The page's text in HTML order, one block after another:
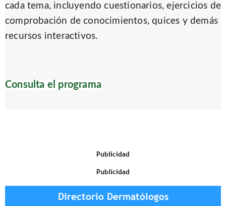
cada tema, incluyendo cuestionarios, ejercicios de
comprobación de conocimientos, quices y demás
recursos interactivos.
Consulta el programa
Publicidad
Publicidad
Directorio Dermatólogos